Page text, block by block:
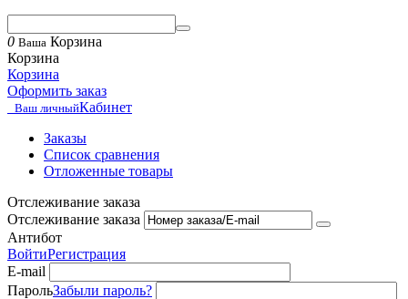
0 Ваша Корзина
Корзина
Корзина
Оформить заказ
Ваш личныйКабинет
Заказы
Список сравнения
Отложенные товары
Отслеживание заказа
Отслеживание заказа
Антибот
ВойтиРегистрация
E-mail
ПарольЗабыли пароль?